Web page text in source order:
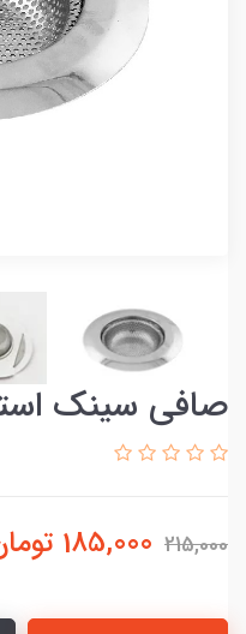
صافی سینک
215,000
185,000